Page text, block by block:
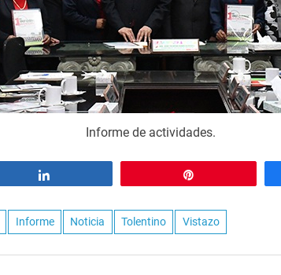
Informe de actividades.
Informe Noticia Tolentino Vistazo